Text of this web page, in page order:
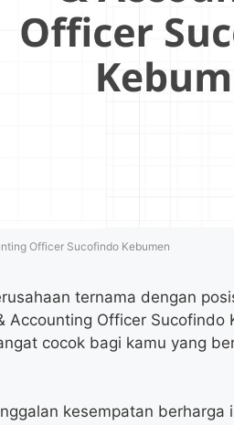
Officer Sucofindo Kebumen
ternama dengan
Accounting Officer
cocok bagi kamu yang
kesempatan